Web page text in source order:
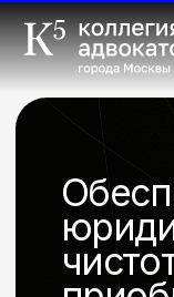
чистоты
бизнеса